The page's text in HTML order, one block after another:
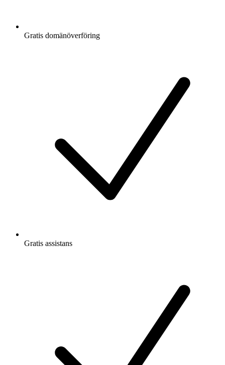
Gratis domänöverföring
Gratis assistans